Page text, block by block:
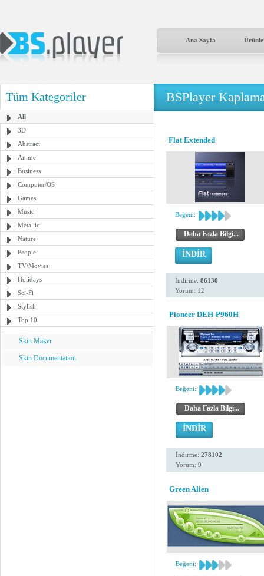
Ana Sayfa
Tüm Kategoriler
All
3D
Abstract
Anime
Business
Computer/OS
Games
Music
Metallic
Nature
People
TV/Movies
Holidays
Sci-Fi
Stylish
Top 10
Skin Maker
Skin Documentation
BSPlayer
Flat Extended
Beğeni:
Daha Fazla Bilgi...
İNDİR
İndirme: 86130
Yorum: 12
Pioneer DEH-P960H
Beğeni:
Daha Fazla Bilgi...
İNDİR
İndirme: 278102
Yorum: 9
Green Alien
Beğeni: